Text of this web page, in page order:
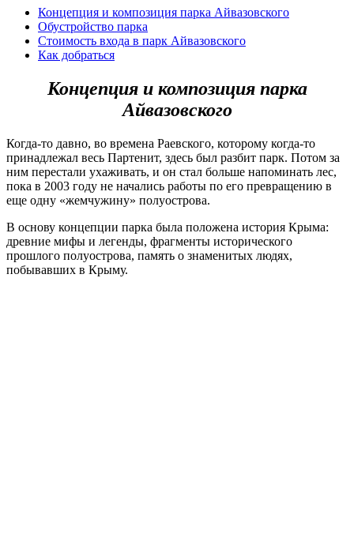
Концепция и композиция парка Айвазовского
Обустройство парка
Стоимость входа в парк Айвазовского
Как добраться
Концепция и композиция парка
Айвазовского
Когда-то давно, во времена Раевского, которому когда-то
принадлежал весь Партенит, здесь был разбит парк. Потом за
ним перестали ухаживать, и он стал больше напоминать лес,
пока в 2003 году не начались работы по его превращению в
еще одну «жемчужину» полуострова.
В основу концепции парка была положена история Крыма:
древние мифы и легенды, фрагменты исторического
прошлого полуострова, память о знаменитых людях,
побывавших в Крыму.